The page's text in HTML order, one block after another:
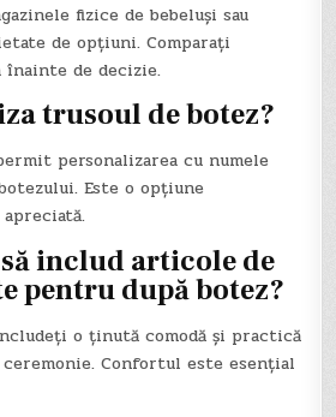
fizice de bebeluși sau
de opțiuni. Comparați
de decizie.
trusoul de botez?
personalizarea cu numele
Este o opțiune
să includ articole de
pentru după botez?
o ținută comodă și practică
Confortul este esențial